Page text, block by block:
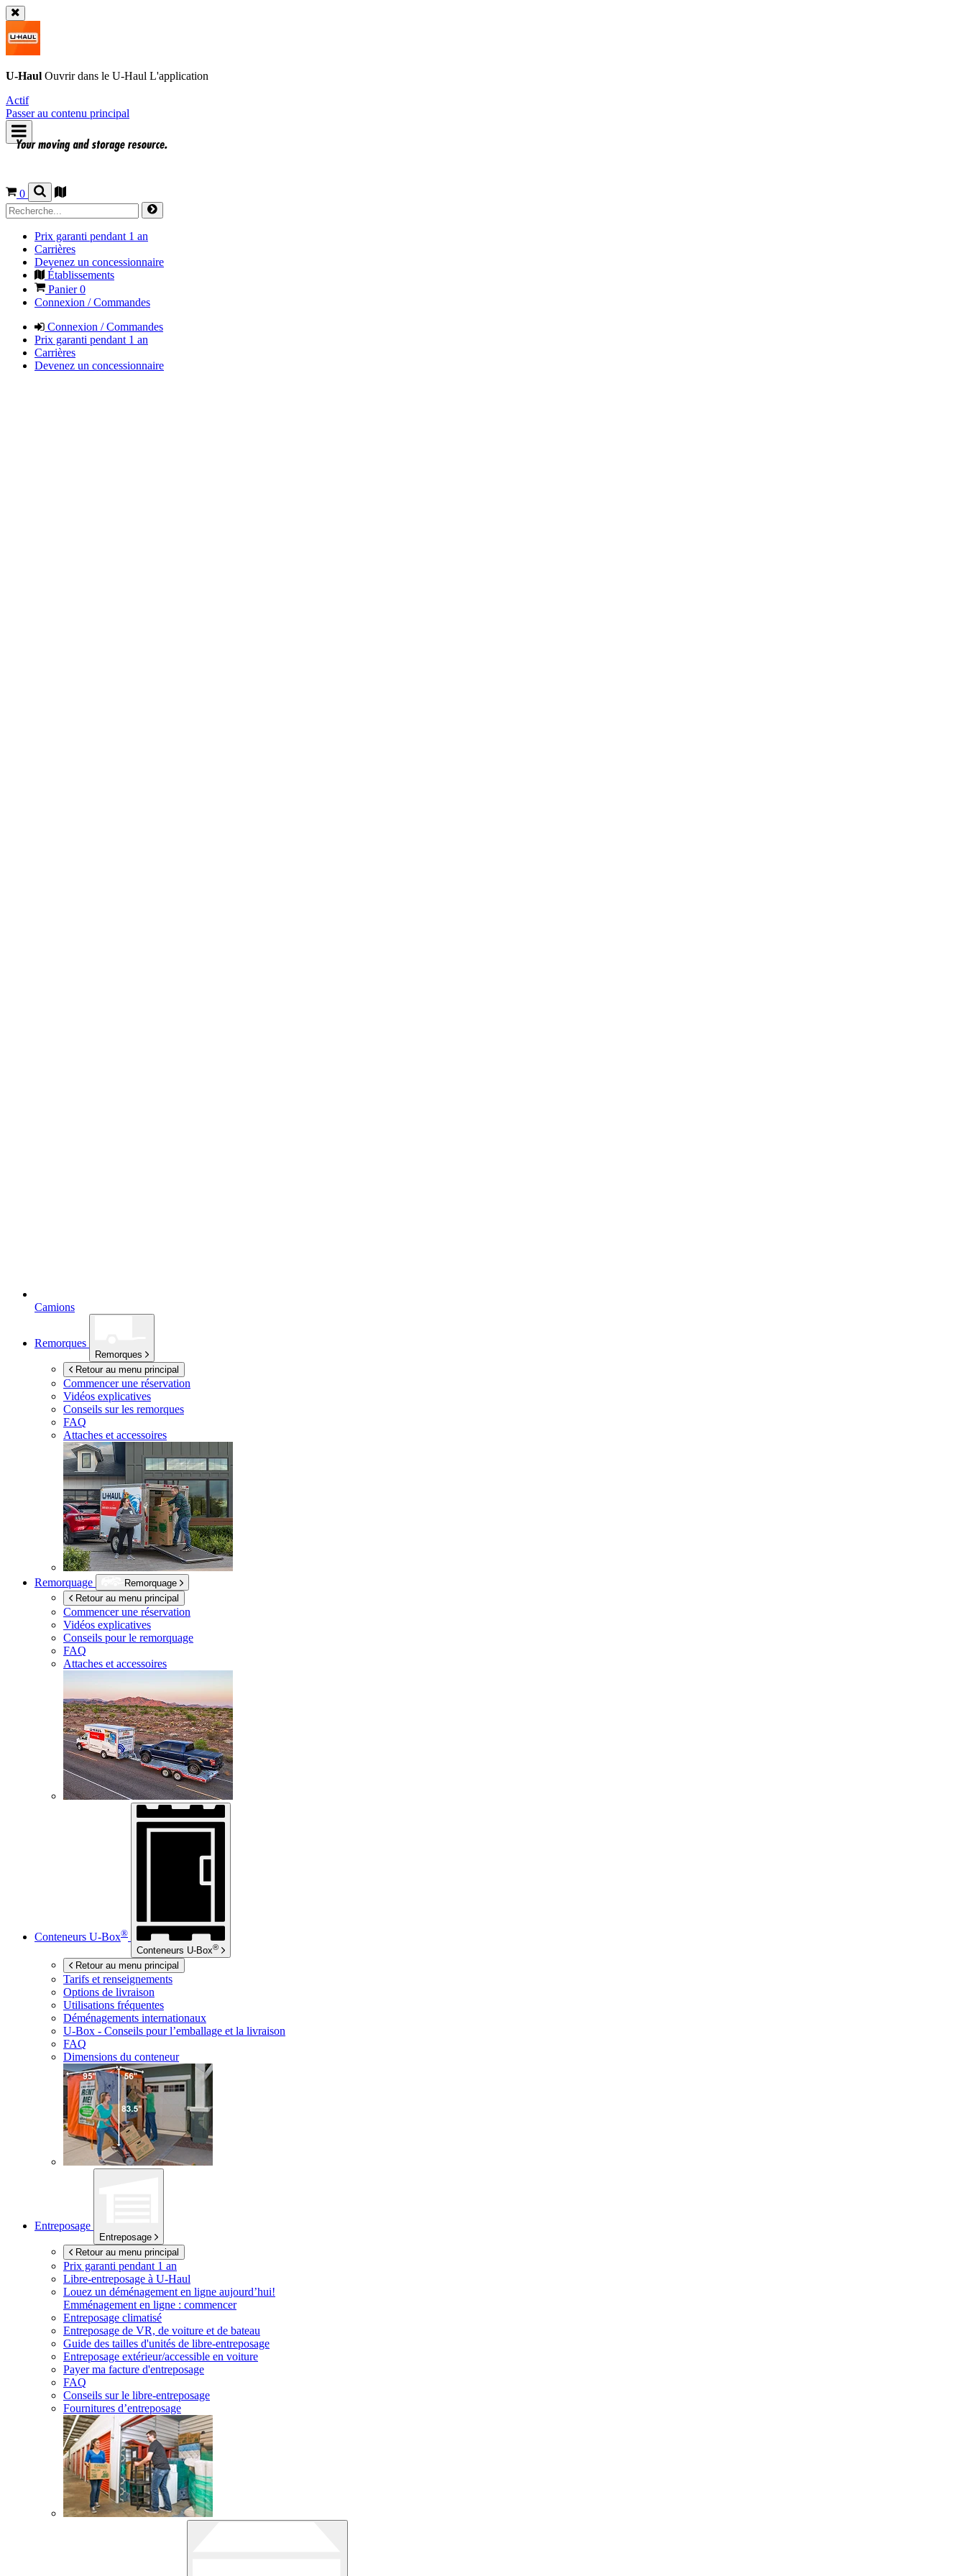
U-Haul Ouvrir dans le U-Haul L'application
Actif
Passer au contenu principal
0
Prix garanti pendant 1 an
Carrières
Devenez un concessionnaire
Établissements
Panier0
Connexion / Commandes
Connexion / Commandes
Prix garanti pendant 1 an
Carrières
Devenez un concessionnaire
Camions
Remorques
Remorques
Retour au menu principal
Commencer une réservation
Vidéos explicatives
Conseils sur les remorques
FAQ
Attaches et accessoires
Remorquage
Remorquage
Retour au menu principal
Commencer une réservation
Vidéos explicatives
Conseils pour le remorquage
FAQ
Attaches et accessoires
Conteneurs U-Box®
Conteneurs U-Box®
Retour au menu principal
Tarifs et renseignements
Options de livraison
Utilisations fréquentes
Déménagements internationaux
U-Box - Conseils pour l’emballage et la livraison
FAQ
Dimensions du conteneur
Entreposage
Entreposage
Retour au menu principal
Prix garanti pendant 1 an
Libre-entreposage à U-Haul
Louez un déménagement en ligne aujourd’hui!
Emménagement en ligne : commencer
Entreposage climatisé
Entreposage de VR, de voiture et de bateau
Guide des tailles d'unités de libre-entreposage
Entreposage extérieur/accessible en voiture
Payer ma facture d'entreposage
FAQ
Conseils sur le libre-entreposage
Fournitures d’entreposage